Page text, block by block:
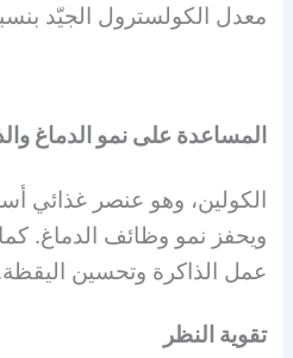
معدل الكولسترول الجيّد بنسبة
المساعدة على نمو الدماغ
الكولين، وهو عنصر غذائي
ويحفز نمو وظائف الدماغ.
عمل الذاكرة وتحسين
تقوية النظر